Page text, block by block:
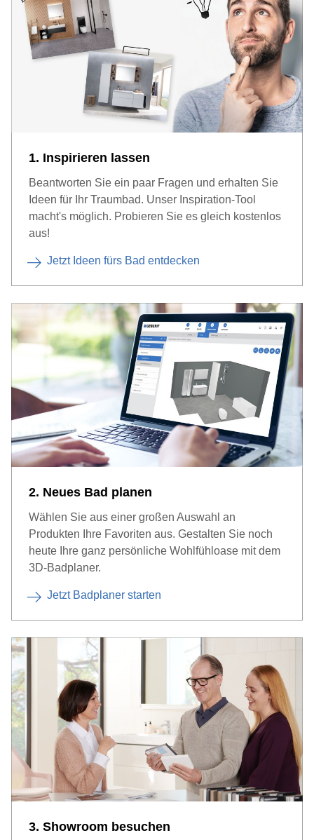
1. Inspirieren lassen
Beantworten Sie ein paar Fragen und erhalten Sie
Ideen für Ihr Traumbad. Unser Inspiration-Tool
macht's möglich. Probieren Sie es gleich kostenlos
aus!
Jetzt Ideen fürs Bad entdecken
2. Neues Bad planen
Wählen Sie aus einer großen Auswahl an
Produkten Ihre Favoriten aus. Gestalten Sie noch
heute Ihre ganz persönliche Wohlfühloase mit dem
3D-Badplaner.
Jetzt Badplaner starten
3. Showroom besuchen